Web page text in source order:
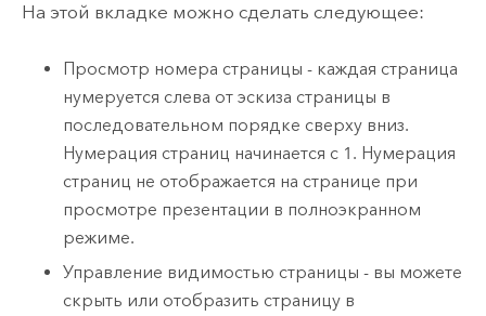
На этой вкладке можно сделать следующее:
Просмотр номера страницы - каждая страница
нумеруется слева от эскиза страницы в
последовательном порядке сверху вниз.
Нумерация страниц начинается с 1. Нумерация
страниц не отображается на странице при
просмотре презентации в полноэкранном
режиме.
Управление видимостью страницы - вы можете
скрыть или отобразить страницу в